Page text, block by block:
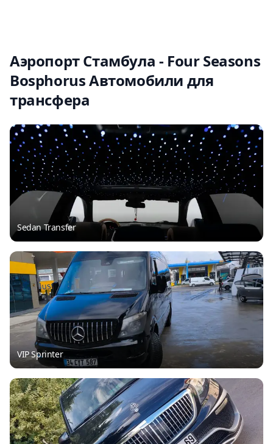
Аэропорт Стамбула - Four Seasons
Bosphorus Автомобили для
трансфера
Sedan Transfer
VIP Sprinter